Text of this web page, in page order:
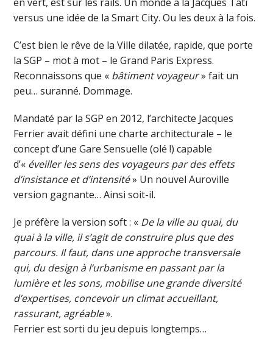
versus une idée de la Smart City. Ou les deux à la fois.
C’est bien le rêve de la Ville dilatée, rapide, que porte
la SGP – mot à mot – le Grand Paris Express.
Reconnaissons que « bâtiment voyageur» fait un
peu… suranné. Dommage.
Mandaté par la SGP en 2012, l’architecte Jacques
Ferrier avait défini une charte architecturale – le
concept d’une Gare Sensuelle (olé !) capable
d’« éveiller les sens des voyageurs par des effets
d’insistance et d’intensité» Un nouvel Auroville
version gagnante… Ainsi soit-il.
Je préfère la version soft : « De la ville au quai, du
quai à la ville, il s’agit de construire plus que des
parcours. Il faut, dans une approche transversale
qui, du design à l’urbanisme en passant par la
lumière et les sons, mobilise une grande diversité
d’expertises, concevoir un climat accueillant,
rassurant, agréable».
Ferrier est sorti du jeu depuis longtemps…